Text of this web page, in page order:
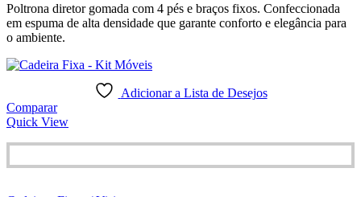
Poltrona diretor gomada com 4 pés e braços fixos. Confeccionada
em espuma de alta densidade que garante conforto e elegância para
o ambiente.
Adicionar a Lista de Desejos
Comparar
Quick View